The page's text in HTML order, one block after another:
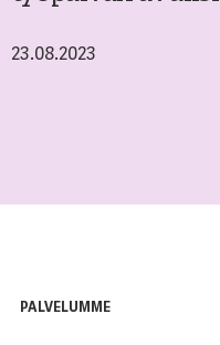
23.08.2023
PALVELUMME